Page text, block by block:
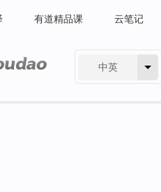
有道精品课 云笔记
中英